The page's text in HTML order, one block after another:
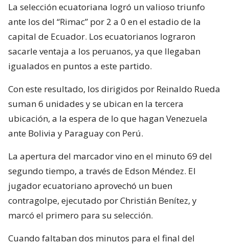
La selección ecuatoriana logró un valioso triunfo
ante los del “Rimac” por 2 a 0 en el estadio de la
capital de Ecuador. Los ecuatorianos lograron
sacarle ventaja a los peruanos, ya que llegaban
igualados en puntos a este partido.
Con este resultado, los dirigidos por Reinaldo Rueda
suman 6 unidades y se ubican en la tercera
ubicación, a la espera de lo que hagan Venezuela
ante Bolivia y Paraguay con Perú.
La apertura del marcador vino en el minuto 69 del
segundo tiempo, a través de Edson Méndez. El
jugador ecuatoriano aprovechó un buen
contragolpe, ejecutado por Christián Benítez, y
marcó el primero para su selección.
Cuando faltaban dos minutos para el final del